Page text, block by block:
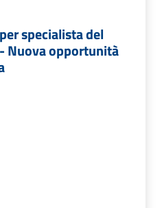
specialista del
Nuova opportunità